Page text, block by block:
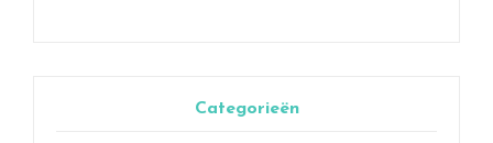
Categorieën